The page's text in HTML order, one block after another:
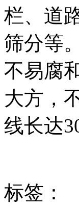
栏、道
筛分等
不易腐
大方，
线长达
标签：